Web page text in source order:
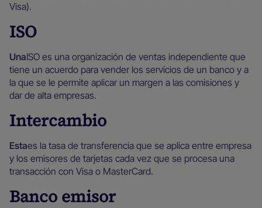
Visa).
ISO
‍UnaISO es una organización de ventas independiente que
tiene un acuerdo para vender los servicios de un banco y a
la que se le permite aplicar un margen a las comisiones y
dar de alta empresas.
Intercambio
‍Estaes la tasa de transferencia que se aplica entre empresa
y los emisores de tarjetas cada vez que se procesa una
transacción con Visa o MasterCard.
Banco emisor